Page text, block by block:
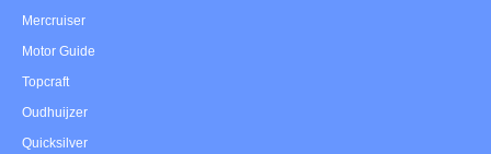
Mercruiser
Motor Guide
Topcraft
Oudhuijzer
Quicksilver